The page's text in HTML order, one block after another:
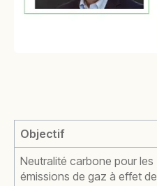
Objectif
Neutralité carbone pour les
émissions de gaz à effet de